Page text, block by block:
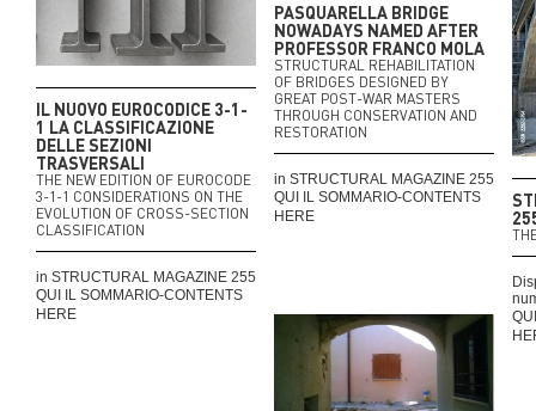
IL NUOVO EUROCODICE 3-1-
1 LA CLASSIFICAZIONE
DELLE SEZIONI
TRASVERSALI
THE NEW EDITION OF EUROCODE
3-1-1 CONSIDERATIONS ON THE
EVOLUTION OF CROSS-SECTION
CLASSIFICATION
in STRUCTURAL MAGAZINE 255
QUI IL SOMMARIO-CONTENTS
HERE
PASQUARELLA BRIDGE
NOWADAYS NAMED AFTER
PROFESSOR FRANCO MOLA
STRUCTURAL REHABILITATION
OF BRIDGES DESIGNED BY
GREAT POST-WAR MASTERS
THROUGH CONSERVATION AND
RESTORATION
in STRUCTURAL MAGAZINE 255
QUI IL SOMMARIO-CONTENTS
HERE